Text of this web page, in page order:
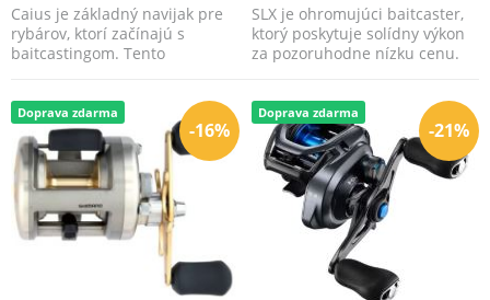
Caius je základný navijak pre
rybárov, ktorí začínajú s
baitcastingom. Tento
SLX je ohromujúci baitcaster,
ktorý poskytuje solídny výkon
za pozoruhodne nízku cenu.
-16%
Doprava zdarma
-21%
Doprava zdarma